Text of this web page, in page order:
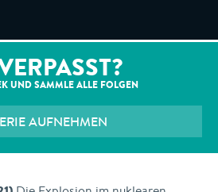
UND SAMMLE ALLE FOLGEN
AUFNEHMEN